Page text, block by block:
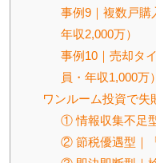
事例9｜複数戸購
年収2,000万）
事例10｜売却タ
員・年収1,000万）
ワンルーム投資で失
① 情報収集不足
② 節税優遇型｜